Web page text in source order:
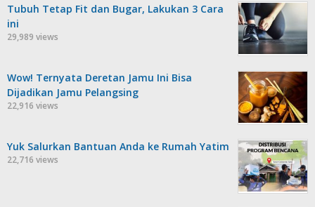
Tubuh Tetap Fit dan Bugar, Lakukan 3 Cara
ini
29,989 views
Wow! Ternyata Deretan Jamu Ini Bisa
Dijadikan Jamu Pelangsing
22,916 views
Yuk Salurkan Bantuan Anda ke Rumah Yatim
22,716 views